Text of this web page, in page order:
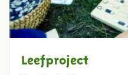
Leefproject